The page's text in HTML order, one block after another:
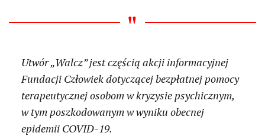
Utwór „Walcz” jest częścią akcji informacyjnej
Fundacji Człowiek dotyczącej bezpłatnej pomocy
terapeutycznej osobom w kryzysie psychicznym,
w tym poszkodowanym w wyniku obecnej
epidemii COVID-19.